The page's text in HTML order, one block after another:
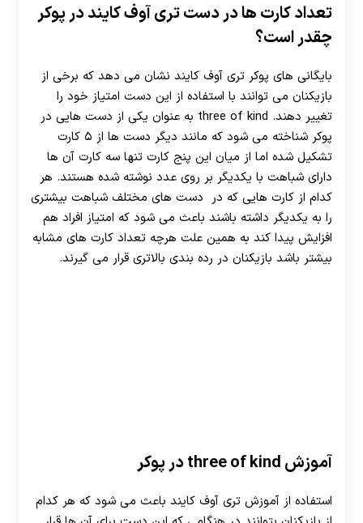
تعداد کارت ها در دست تری آوف کایند در پوکر
چقدر است؟
بایگانی‌ های پوکر تری آوف کایند نشان می‌ دهد که برخی از
بازیکنان می توانند با استفاده از این دست امتیاز خود را
تغییر دهند. three of kind به عنوان یکی از دست هایی در
پوکر شناخته می‌ شود که مانند دیگر دست ها از ۵ کارت
تشکیل شده اما از میان این پنج کارت تنها سه کارت آن ها
دارای شباهت با یکدیگر بر روی عدد نوشته شده هستند. هر
کدام از کارت هایی که در دست های مختلف شباهت بیشتری
را به یکدیگر داشته باشند باعث می‌ شود که امتیاز افراد هم
افزایش پیدا کند به همین علت هرچه تعداد کارت‌ های مشابه
بیشتر باشد بازیکنان در رده بندی بالاتری قرار می گیرند.
آموزش three of kindدر پوکر
استفاده از آموزش تری آوف کایند باعث می شود که هر کدام